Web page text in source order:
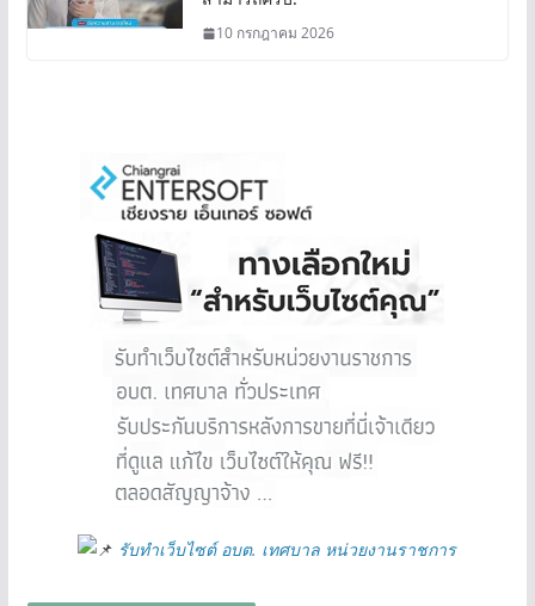
10 กรกฎาคม 2026
รับทำเว็บไซต์ อบต. เทศบาล หน่วยงานราชการ